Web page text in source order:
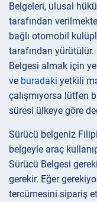
Belgeleri, ulusal
tarafından
bağlı otomobil
tarafından
Belgesi almak için
ve buradaki yetkili
çalışmıyorsa lütfen
süresi ülkeye göre
Sürücü belgeniz
belgeyle araç
Sürücü Belgesi
gerekir. Eğer
tercümesini sipariş